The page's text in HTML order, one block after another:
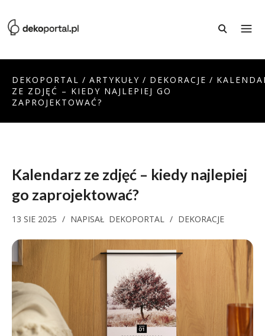
DEKOPORTAL / ARTYKUŁY / DEKORACJE /
ZE ZDJĘĆ – KIEDY NAJLEPIEJ GO
ZAPROJEKTOWAĆ?
Kalendarz ze zdjęć – kiedy najlepiej
go zaprojektować?
13 SIE 2025 / NAPISAŁ DEKOPORTAL / DEKORACJE